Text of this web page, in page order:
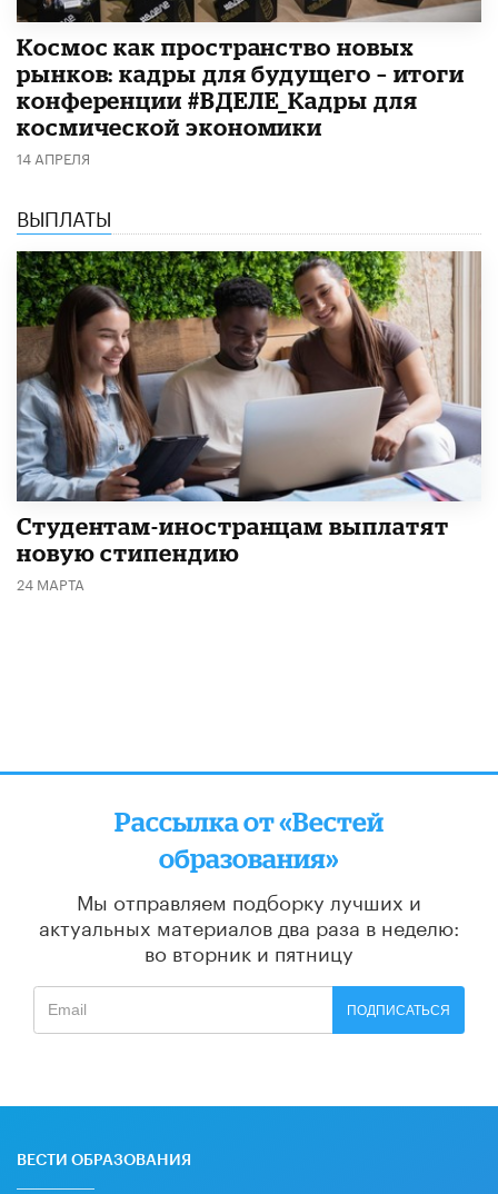
Космос как пространство новых
рынков: кадры для будущего – итоги
конференции #ВДЕЛЕ_Кадры для
космической экономики
14 АПРЕЛЯ
ВЫПЛАТЫ
Студентам-иностранцам выплатят
новую стипендию
24 МАРТА
Рассылка от «Вестей
образования»
Мы отправляем подборку лучших и
актуальных материалов два раза в неделю:
во вторник и пятницу
ПОДПИСАТЬСЯ
ВЕСТИ ОБРАЗОВАНИЯ